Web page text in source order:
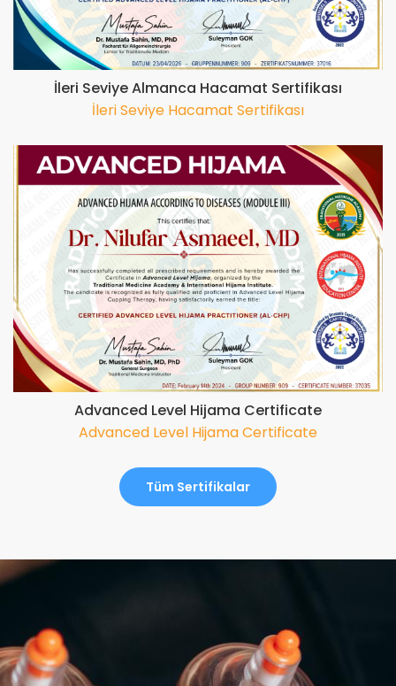
İleri Seviye Almanca Hacamat Sertifikası
İleri Seviye Hacamat Sertifikası
Advanced Level Hijama Certificate
Advanced Level Hijama Certificate
Tüm Sertifikalar